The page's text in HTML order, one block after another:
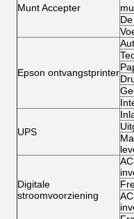
Munt Accepter
Epson ontvangstprinter
UPS
Digitale
stroomvoorziening